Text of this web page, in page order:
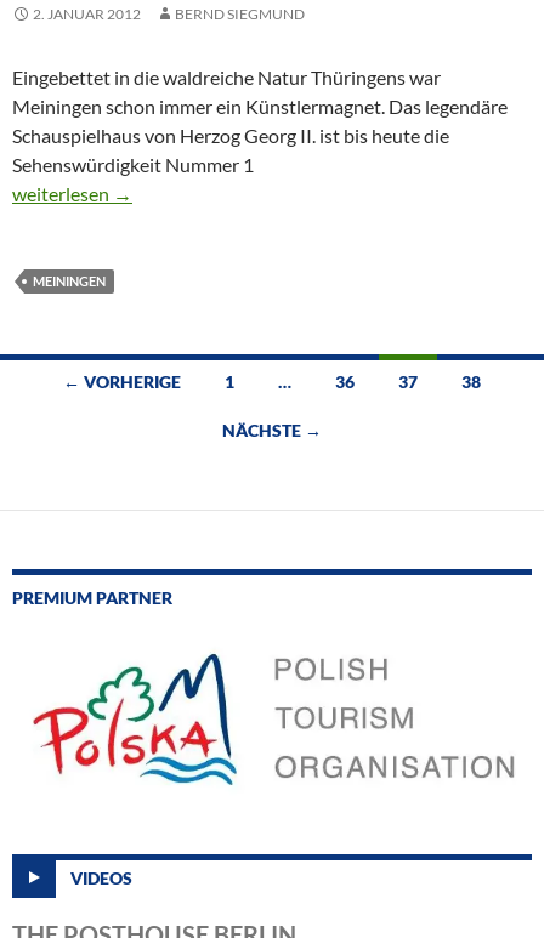
2. JANUAR 2012 BERND SIEGMUND
Eingebettet in die waldreiche Natur Thüringens war
Meiningen schon immer ein Künstlermagnet. Das legendäre
Schauspielhaus von Herzog Georg II. ist bis heute die
Sehenswürdigkeit Nummer 1
CTOUR on Tour: Meiningen – Was für ein Theater
weiterlesen →
MEININGEN
Beitragsnavigation
← VORHERIGE 1 … 36 37 38
NÄCHSTE →
PREMIUM PARTNER
VIDEOS